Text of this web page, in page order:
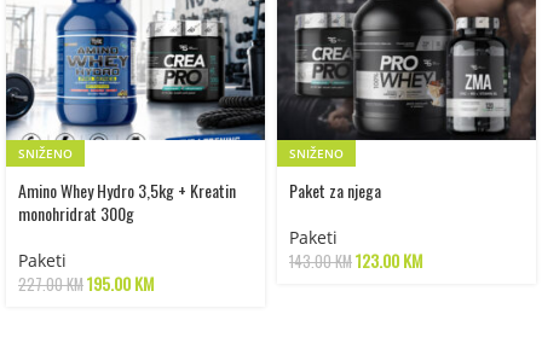
SNIŽENO
Amino Whey Hydro 3,5kg + Kreatin
monohridrat 300g
Paketi
227.00KM195.00KM
SNIŽENO
Paket za njega
Paketi
143.00KM123.00KM